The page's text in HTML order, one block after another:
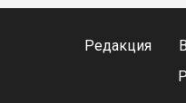
Редакция